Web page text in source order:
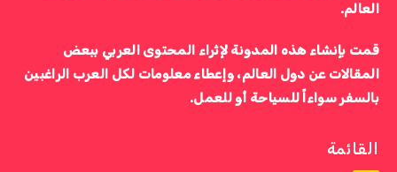
العالم.
قمت بإنشاء هذه المدونة لإثراء المحتوى العربي ببعض
المقالات عن دول العالم، وإعطاء معلومات لكل العرب الراغبين
بالسفر سواءاً للسياحة أو للعمل.
القائمة